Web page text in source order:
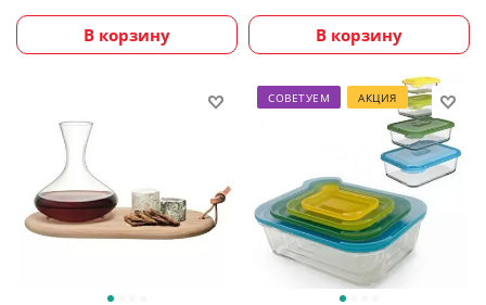
В корзину В корзину
СОВЕТУЕМ АКЦИЯ